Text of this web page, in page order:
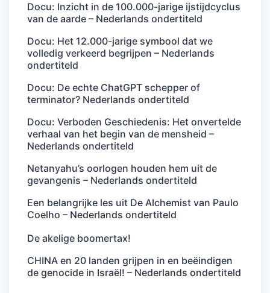
Docu: Inzicht in de 100.000-jarige ijstijdcyclus
van de aarde – Nederlands ondertiteld
Docu: Het 12.000-jarige symbool dat we
volledig verkeerd begrijpen – Nederlands
ondertiteld
Docu: De echte ChatGPT schepper of
terminator? Nederlands ondertiteld
Docu: Verboden Geschiedenis: Het onvertelde
verhaal van het begin van de mensheid –
Nederlands ondertiteld
Netanyahu’s oorlogen houden hem uit de
gevangenis – Nederlands ondertiteld
Een belangrijke les uit De Alchemist van Paulo
Coelho – Nederlands ondertiteld
De akelige boomertax!
CHINA en 20 landen grijpen in en beëindigen
de genocide in Israël! – Nederlands ondertiteld